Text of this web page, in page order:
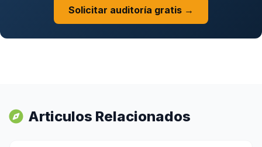
Solicitar auditoría gratis →
Articulos Relacionados